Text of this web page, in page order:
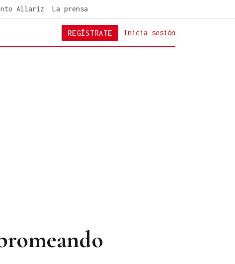
Allariz La prensa
Inicia sesión
REGÍSTRATE